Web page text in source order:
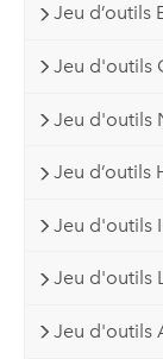
Jeu d’outils
Jeu d'outils
Jeu d'outils
Jeu d’outils
Jeu d'outils
Jeu d'outils
Jeu d'outils